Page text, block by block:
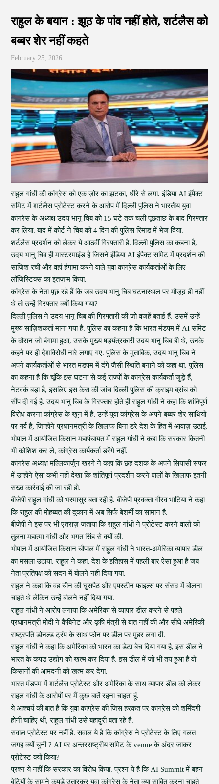
राहुल के बयान : झूठ के पांव नहीं होते, शर्टलैस को
बब्बर शेर नहीं कहते
February 25, 2026
राहुल गांधी की कांग्रेस को एक ज़ोर का झटका, धीरे से लगा. इंडिया AI इंपैक्ट
समिट में शर्टलैस प्रोटेस्ट करने के आरोप में दिल्ली पुलिस ने भारतीय युवा
कांग्रेस के अध्यक्ष उदय भानु चिब को 15 घंटे तक चली पूछताछ के बाद गिरफ्तार
कर लिया. बाद में कोर्ट ने चिब को 4 दिन की पुलिस रिमांड में भेज दिया.
शर्टलैस प्रदर्शन को लेकर ये आठवीं गिरफ्तारी है. दिल्ली पुलिस का कहना है,
उदय भानु चिब ही मास्टरमाइंड है जिसने इंडिया AI इंपैक्ट समिट में प्रदर्शन की
साज़िश रची और वहां हंगामा करने वाले युवा कांग्रेस कार्यकर्ताओं के लिए
लॉजिस्टिक्स का इंतज़ाम किया.
कांग्रेस के नेता पूछ रहे हैं कि जब उदय भानु चिब घटनास्थल पर मौजूद ही नहीं
थे तो उन्हें गिरफ्तार क्यों किया गया?
दिल्ली पुलिस ने उदय भानु चिब की गिरफ्तारी की जो वजहें बताई हैं, उसमें उन्हें
मुख्य साज़िशकर्ता माना गया है. पुलिस का कहना है कि भारत मंडपम में AI समिट
के दौरान जो हंगामा हुआ, उसके मुख्य षड़यंत्रकारी उदय भानु चिब ही थे, उनके
कहने पर ही देशविरोधी नारे लगाए गए. पुलिस के मुताबिक, उदय भानु चिब ने
अपने कार्यकर्ताओं से भारत मंडपम में दंगे जैसी स्थिति बनाने को कहा था. पुलिस
का कहना है कि चूंकि इस घटना से कई राज्यों के कांग्रेस कार्यकर्ता जुड़े हैं,
नेटवर्क बड़ा है, इसलिए इस केस की जांच दिल्ली पुलिस की क्राइम ब्रांच को
सौंप दी गई है. उदय भानु चिब के गिरफ्तार होते ही राहुल गांधी ने कहा कि शांतिपूर्ण
विरोध करना कांग्रेस के खून में है, उन्हें युवा कांग्रेस के अपने बब्बर शेर साथियों
पर गर्व है, जिन्होंने प्रधानमंत्री के खिलाफ बिना डरे देश के हित में आवाज़ उठाई.
भोपाल में आयोजित किसान महापंचायत में राहुल गांधी ने कहा कि सरकार कितनी
भी कोशिश कर ले, कांग्रेस कार्यकर्ता डरेंगे नहीं.
कांग्रेस अध्यक्ष मल्लिकार्जुन खरगे ने कहा कि छह दशक के अपने सियासी सफर
में उन्होंने ऐसा कभी नहीं देखा कि शांतिपूर्ण प्रदर्शन करने वालों के खिलाफ इतनी
सख्त कार्रवाई की जा रही हो.
बीजेपी राहुल गांधी को भस्मासुर बता रही है. बीजेपी प्रवक्ता गौरव भाटिया ने कहा
कि राहुल की मोहब्बत की दुकान में अब सिर्फ बेशर्मी का सामान है.
बीजेपी ने इस पर भी एतराज़ जताया कि राहुल गांधी ने प्रोटेस्ट करने वालों की
तुलना महात्मा गांधी और भगत सिंह से क्यों की.
भोपाल में आयोजित किसान चौपाल में राहुल गांधी ने भारत-अमेरिका व्पापार डील
का मसला उठाया. राहुल ने कहा, देश के इतिहास में पहली बार ऐसा हुआ है जब
नेता प्रतिपक्ष को सदन में बोलने नहीं दिया गया.
राहुल ने कहा कि वह चीन की घुसपैठ और एपस्टीन फाइल्स पर संसद में बोलना
चाहते थे लेकिन उन्हें बोलने नहीं दिया गया.
राहुल गांधी ने आरोप लगाया कि अमेरिका से व्यापार डील करने से पहले
प्रधानमंत्री मोदी ने कैबिनेट और कृषि मंत्री से बात नहीं की और सीधे अमेरिकी
राष्ट्रपति डोनल्ड ट्रंप के साथ फोन पर डील पर मुहर लगा दी.
राहुल गांधी ने कहा कि अमेरिका को भारत का डेटा बेच दिया गया है, इस डील ने
भारत के कपड़ उद्योग को खत्म कर दिया है, इस डील में जो भी तय हुआ है वो
किसानों की आमदनी को खत्म कर देगा.
भारत मंडपम में शर्टलैस प्रोटेस्ट और अमेरिका के साथ व्यापार डील को लेकर
राहल गांधी के आरोपों पर मैं कुछ बातें रहना चाहता हूं.
ये आश्चर्य की बात है कि युवा कांग्रेस की जिस हरकत पर कांग्रेस को शर्मिंदगी
होनी चाहिए थी, राहुल गांधी उसे बहादुरी बता रहे हैं.
सवाल प्रोटेस्ट पर नहीं है. सवाल ये है कि कांग्रेस ने प्रोटेस्ट के लिए गलत
जगह क्यों चुनी ? AI पर अन्तरराष्ट्रीय समिट के venue के अंदर जाकर
प्रोटेस्ट क्यों किया?
प्रश्न ये नहीं कि सरकार का विरोध किया. प्रश्न ये है कि AI Summit में बहन
बेटियों के सामने कपड़े उतारकर युवा कांग्रेस के नेता क्या साबित करना चाहते